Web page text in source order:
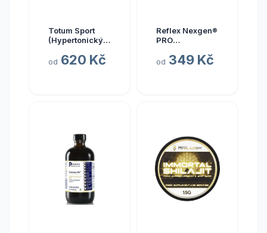
Totum Sport
(Hypertonický
vody), 10 x 20
od 620 Kč
Reflex Nexgen®
PRO
NEW, 90 kapslí
od 349 Kč